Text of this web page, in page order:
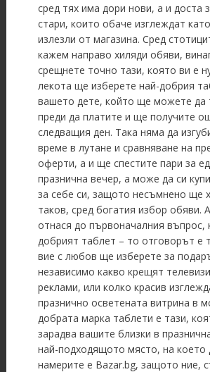
сред тях има дори нови, а и доста
стари, които обаче изглеждат
излезли от магазина. Сред
кажем направо хиляди обяви,
срещнете точно тази, която ви е
лекота ще изберете най-добрия
вашето дете, който ще можете да
преди да платите и ще получите
следващия ден. Така няма да
време в лутане и сравняване на
оферти, а и ще спестите пари за
празнична вечер, а може да си
за себе си, защото несъмнено ще
таков, сред богатия избор обяви.
отнася до първоначалния въпрос,
добрият таблет – то отговорът е
вие с любов ще изберете за
независимо какво крещят
реклами, или колко красив
празнично осветената витрина в
добрата марка таблети е тази,
зарадва вашите близки в
най-подходящото място, на което
намерите е Bazar.bg, защото ние,